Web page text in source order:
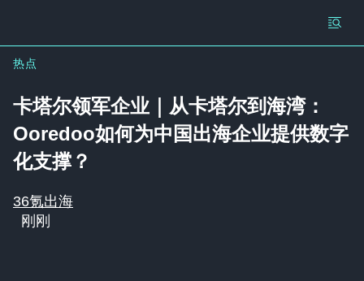
热点
卡塔尔领军企业｜从卡塔尔到海湾：
Ooredoo如何为中国出海企业提供数字
化支撑？
36氪出海
刚刚